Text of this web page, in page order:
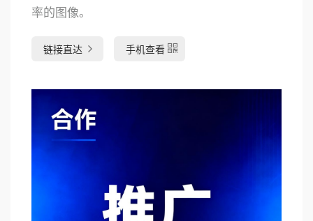
率的图像。
链接直达 手机查看